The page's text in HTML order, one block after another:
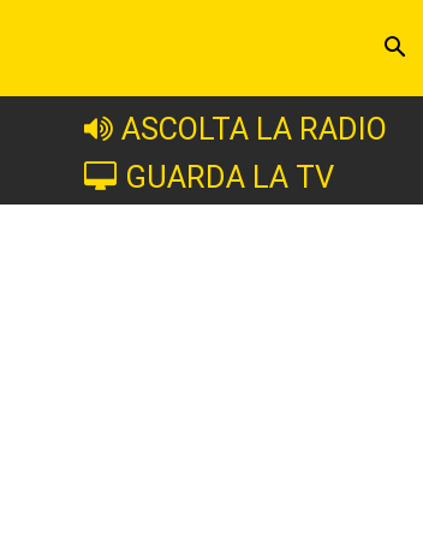
ASCOLTA LA RADIO
GUARDA LA TV